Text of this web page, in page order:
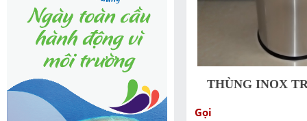
THÙNG INOX
Gọi